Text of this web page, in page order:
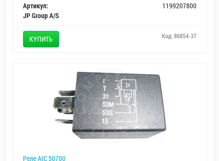
Артикул:
1199207800
JP Group A/S
КУПИТЬ Код: 86854-37
Реле AIC 50700